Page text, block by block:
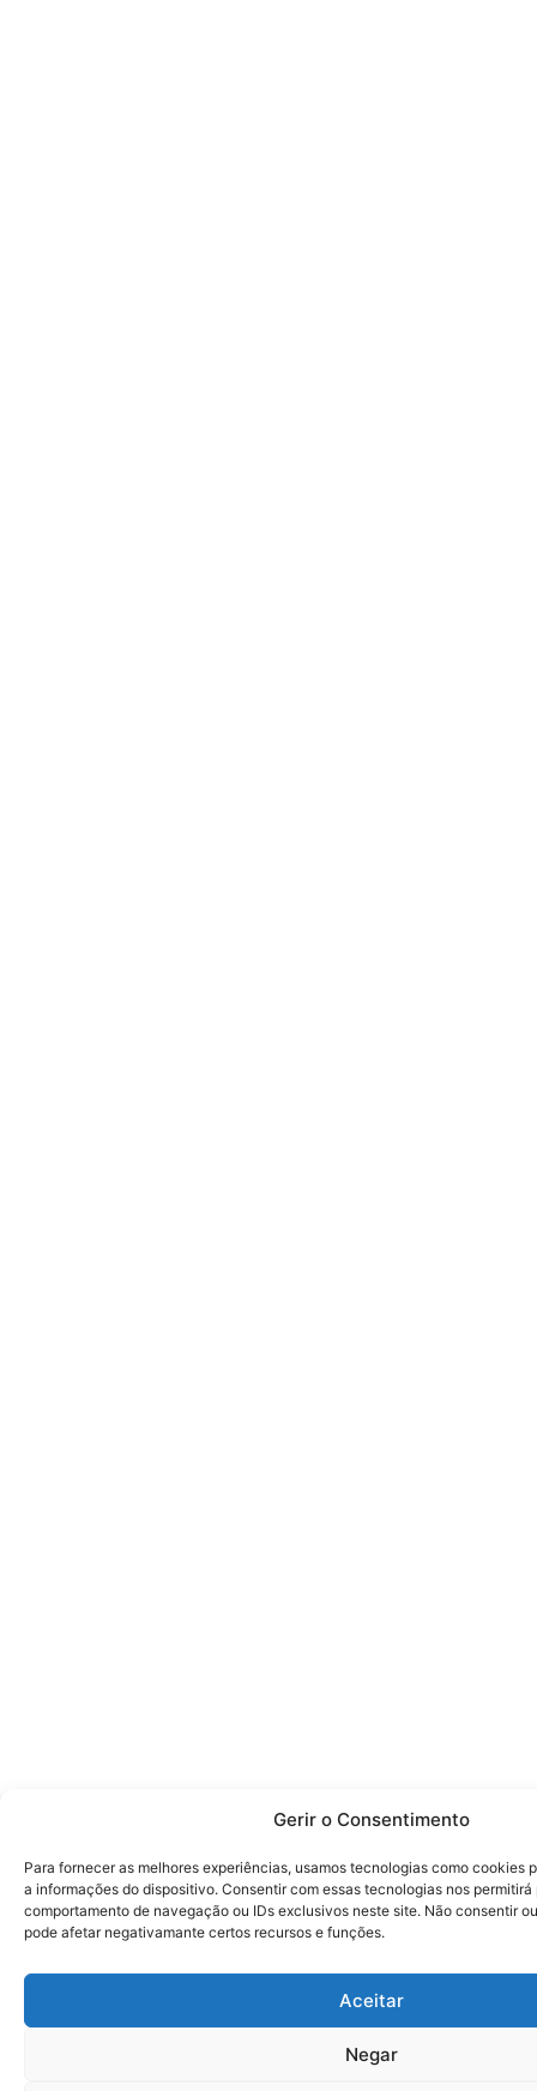
Gerir o Consentimento
Para fornecer as melhores experiências, usamos tecnologias como cookies
a informações do dispositivo. Consentir com essas tecnologias nos
comportamento de navegação ou IDs exclusivos neste site. Não consentir
pode afetar negativamante certos recursos e funções.
Aceitar
Negar